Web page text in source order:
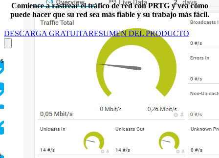
Comience a rastrear el tráfico de red con PRTG y vea cómo
puede hacer que su red sea más fiable y su trabajo más fácil.
DESCARGA GRATUITARESUMEN DEL PRODUCTO